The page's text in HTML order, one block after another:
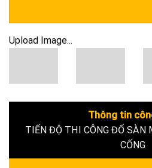
Upload Image...
Thông tin
TIẾN ĐỘ THI CÔNG ĐỔ SÀN
CỐNG